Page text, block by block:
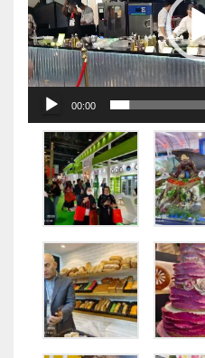
放
器
00:00